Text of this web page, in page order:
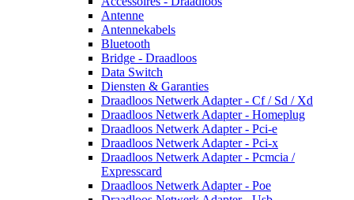
Antenne
Antennekabels
Bluetooth
Bridge - Draadloos
Data Switch
Diensten & Garanties
Draadloos Netwerk Adapter - Cf / Sd / Xd
Draadloos Netwerk Adapter - Homeplug
Draadloos Netwerk Adapter - Pci-e
Draadloos Netwerk Adapter - Pci-x
Draadloos Netwerk Adapter - Pcmcia /
Expresscard
Draadloos Netwerk Adapter - Poe